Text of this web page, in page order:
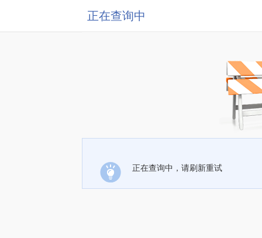
正在查询中
正在查询中，请刷新重试